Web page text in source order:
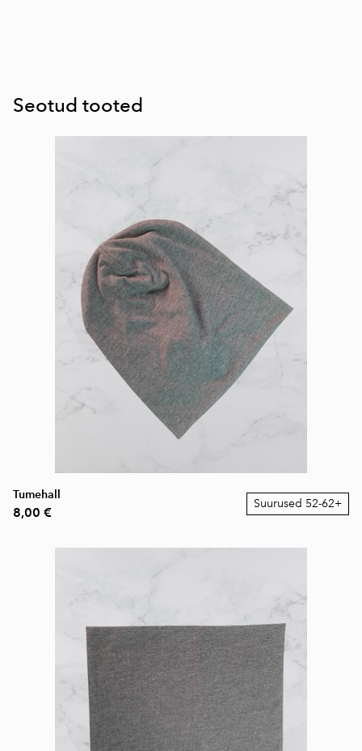
Seotud tooted
Tumehall
8,00 €
Suurused 52-62+